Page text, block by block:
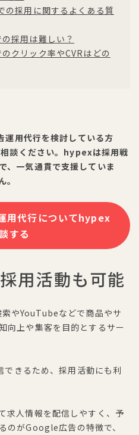
の採用に関するよくある質
採用は難しい？
クリック率やCVRはどの
用代行を検討している方
談ください。hypexは採用戦
、一気通貫で支援していま
用代行についてhypex
する
用活動も可能
やYouTubeなどで商品やサ
向上や集客を目的とするサー
きるため、採用活動にも利
求人情報を配信しやすく、予
のがGoogle広告の特徴で、